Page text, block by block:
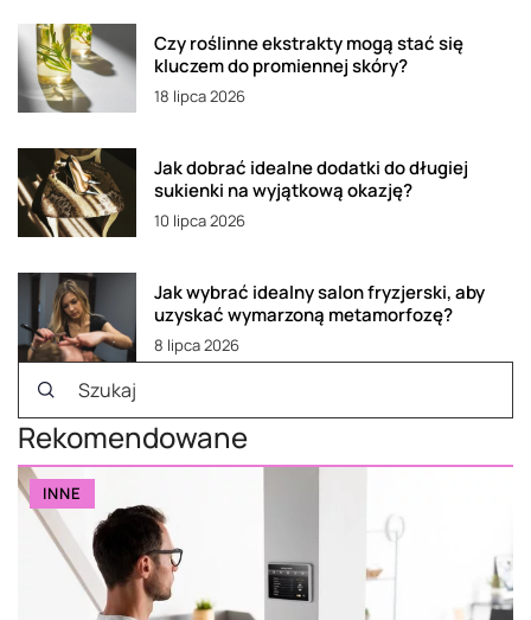
Czy roślinne ekstrakty mogą stać się
kluczem do promiennej skóry?
18 lipca 2026
Jak dobrać idealne dodatki do długiej
sukienki na wyjątkową okazję?
10 lipca 2026
Jak wybrać idealny salon fryzjerski, aby
uzyskać wymarzoną metamorfozę?
8 lipca 2026
Rekomendowane
INNE